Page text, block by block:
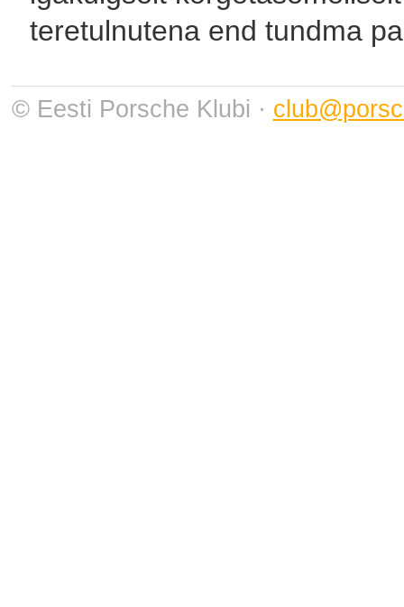
teretulnutena end tundma
© Eesti Porsche Klubi ·